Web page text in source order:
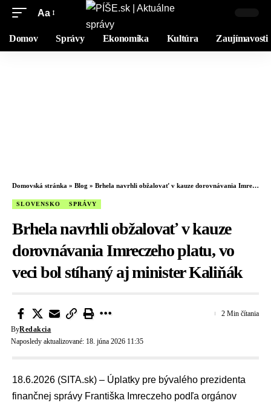
Aa
Domov Správy Ekonomika Kultúra Zaujímavosti
Domovská stránka » Blog » Brhela navrhli obžalovať v kauze dorovnávania Imreczeho platu, vo veci bol stíhaný aj minister Kaliňák
SLOVENSKO SPRÁVY
Brhela navrhli obžalovať v kauze
dorovnávania Imreczeho platu, vo
veci bol stíhaný aj minister Kaliňák
Naposledy aktualizované: 18. júna 2026 11:35
ByRedakcia
2 Min čítania
18.6.2026 (SITA.sk) – Úplatky pre bývalého prezidenta
finančnej správy Františka Imreczeho podľa orgánov